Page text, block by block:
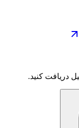
دریافت کنید.